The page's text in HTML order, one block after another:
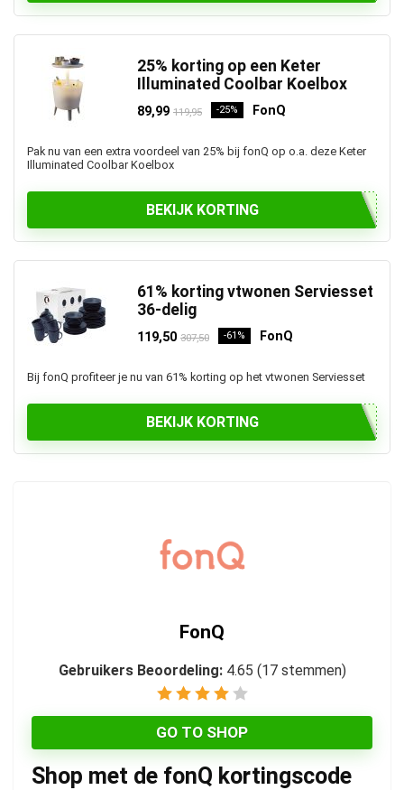
25% korting op een Keter
Illuminated Coolbar Koelbox
89,99 119,95 -25% FonQ
Pak nu van een extra voordeel van 25% bij fonQ op o.a. deze Keter
Illuminated Coolbar Koelbox
BEKIJK KORTING
61% korting vtwonen Serviesset
36-delig
119,50 307,50 -61% FonQ
Bij fonQ profiteer je nu van 61% korting op het vtwonen Serviesset
BEKIJK KORTING
FonQ
Gebruikers Beoordeling: 4.65 (17stemmen)
GO TO SHOP
Shop met de fonQ kortingscode